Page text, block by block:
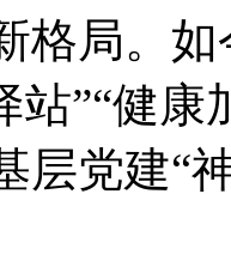
格局。
站”“健
层党建“